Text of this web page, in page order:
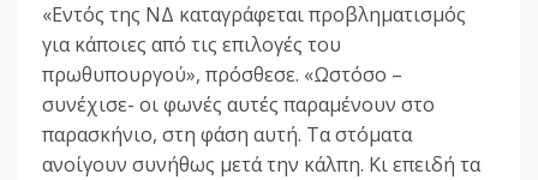
«Εντός της ΝΔ καταγράφεται προβληματισμός
για κάποιες από τις επιλογές του
πρωθυπουργού», πρόσθεσε. «Ωστόσο –
συνέχισε- οι φωνές αυτές παραμένουν στο
παρασκήνιο, στη φάση αυτή. Τα στόματα
ανοίγουν συνήθως μετά την κάλπη. Κι επειδή τα